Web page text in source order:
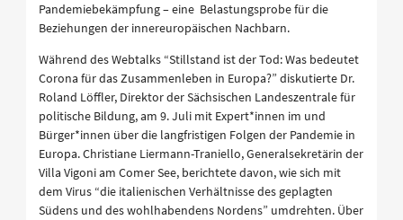
Pandemiebekämpfung – eine Belastungsprobe für die
Beziehungen der innereuropäischen Nachbarn.
Während des Webtalks “Stillstand ist der Tod: Was bedeutet
Corona für das Zusammenleben in Europa?” diskutierte Dr.
Roland Löffler, Direktor der Sächsischen Landeszentrale für
politische Bildung, am 9. Juli mit Expert*innen im und
Bürger*innen über die langfristigen Folgen der Pandemie in
Europa. Christiane Liermann-Traniello, Generalsekretärin der
Villa Vigoni am Comer See, berichtete davon, wie sich mit
dem Virus “die italienischen Verhältnisse des geplagten
Südens und des wohlhabendens Nordens” umdrehten. Über